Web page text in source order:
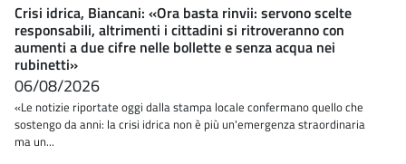
Crisi idrica, Biancani: «Ora basta rinvii: servono scelte
responsabili, altrimenti i cittadini si ritroveranno con
aumenti a due cifre nelle bollette e senza acqua nei
rubinetti»
06/08/2026
«Le notizie riportate oggi dalla stampa locale confermano quello che
sostengo da anni: la crisi idrica non è più un'emergenza straordinaria
ma un...